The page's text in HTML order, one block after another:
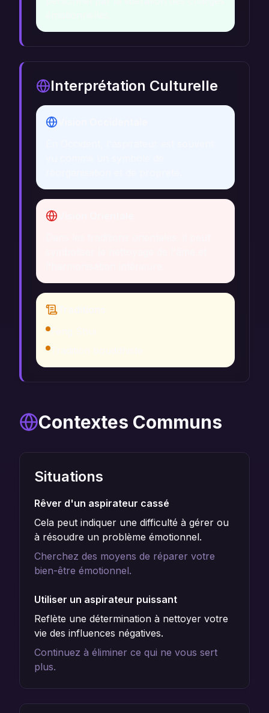
Interprétation Culturelle
Contextes Communs
Situations
Rêver d'un aspirateur cassé
Cela peut indiquer une difficulté à gérer ou
à résoudre un problème émotionnel.
Cherchez des moyens de réparer votre
bien-être émotionnel.
Utiliser un aspirateur puissant
Reflète une détermination à nettoyer votre
vie des influences négatives.
Continuez à éliminer ce qui ne vous sert
plus.